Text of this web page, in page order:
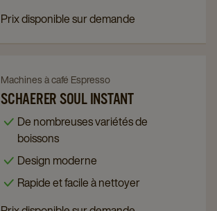
Prix disponible sur demande
Navigate
to
Schaerer
Soul
Instant
details
page
Machines à café Espresso
SCHAERER SOUL INSTANT
De nombreuses variétés de
boissons
Design moderne
Rapide et facile à nettoyer